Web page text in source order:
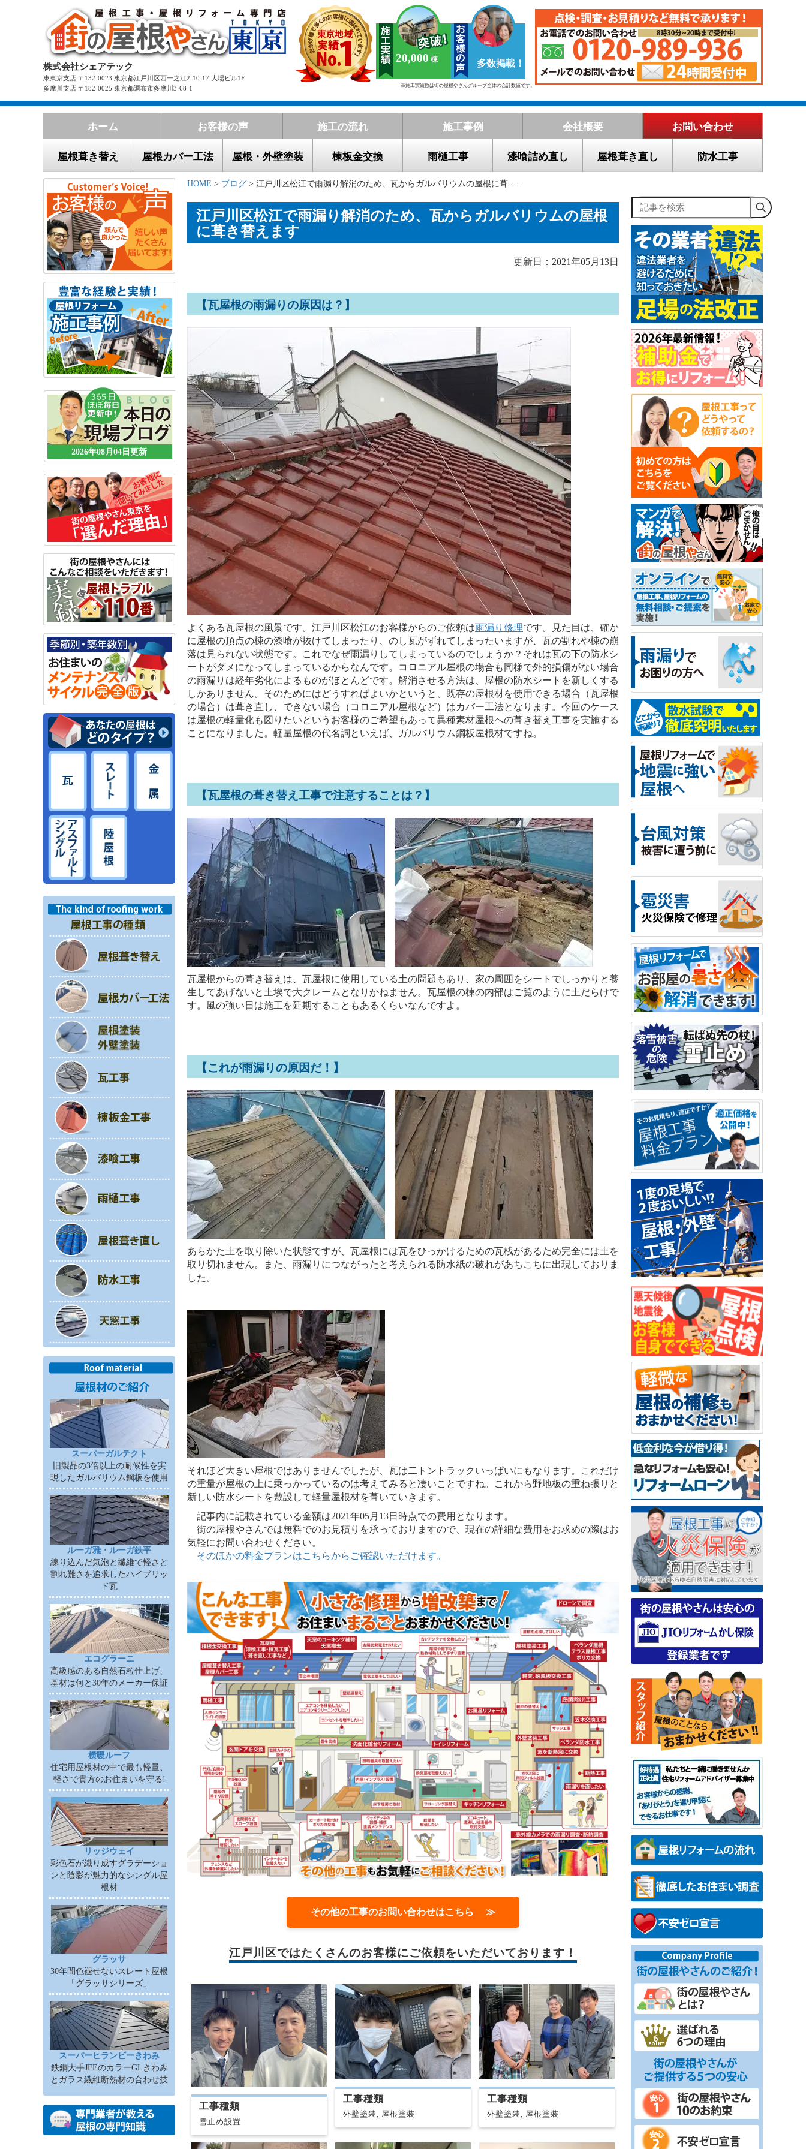
株式会社シェアテック
東東京支店 〒132-0023 東京都江戸川区西一之江2-10-17 大場ビル1F
多摩川支店 〒182-0025 東京都調布市多摩川3-68-1
20,000 多数掲載！
※施工実績数は街の屋根やさんグループ全体の合計数値です。
ホーム お客様の声 施工の流れ 施工事例 会社概要 お問い合わせ
屋根葺き替え 屋根カバー工法 屋根・外壁塗装 棟板金交換 雨樋工事 漆喰詰め直し 屋根葺き直し 防水工事
2026年08月04日更新
スーパーガルテクト
旧製品の3倍以上の耐候性を実
現したガルバリウム鋼板を使用
ルーガ雅・ルーガ鉄平
練り込んだ気泡と繊維で軽さと
割れ難さを追求したハイブリッ
ド瓦
エコグラーニ
高級感のある自然石粒仕上げ、
基材は何と30年のメーカー保証
横暖ルーフ
住宅用屋根材の中で最も軽量、
軽さで貴方のお住まいを守る!
リッジウェイ
彩色石が織り成すグラデーショ
ンと陰影が魅力的なシングル屋
根材
グラッサ
30年間色褪せないスレート屋根
「グラッサシリーズ」
スーパーヒランビーきわみ
鉄鋼大手JFEのカラーGLきわみ
とガラス繊維断熱材の合わせ技
HOME > ブログ > 江戸川区松江で雨漏り解消のため、瓦からガルバリウムの屋根に葺.....
江戸川区松江で雨漏り解消のため、瓦からガルバリウムの屋根
に葺き替えます
更新日：2021年05月13日
【瓦屋根の雨漏りの原因は？】
よくある瓦屋根の風景です。江戸川区松江のお客様からのご依頼は雨漏り修理です。見た目は、確か
に屋根の頂点の棟の漆喰が抜けてしまったり、のし瓦がずれてしまったいますが、瓦の割れや棟の崩
落は見られない状態です。これでなぜ雨漏りしてしまっているのでしょうか？それは瓦の下の防水シ
ートがダメになってしまっているからなんです。コロニアル屋根の場合も同様で外的損傷がない場合
の雨漏りは経年劣化によるものがほとんどです。解消させる方法は、屋根の防水シートを新しくする
しかありません。そのためにはどうすればよいかというと、既存の屋根材を使用できる場合（瓦屋根
の場合）は葺き直し、できない場合（コロニアル屋根など）はカバー工法となります。今回のケース
は屋根の軽量化も図りたいというお客様のご希望もあって異種素材屋根への葺き替え工事を実施する
ことになりました。軽量屋根の代名詞といえば、ガルバリウム鋼板屋根材ですね。
【瓦屋根の葺き替え工事で注意することは？】
瓦屋根からの葺き替えは、瓦屋根に使用している土の問題もあり、家の周囲をシートでしっかりと養
生してあげないと土埃で大クレームとなりかねません。瓦屋根の棟の内部はご覧のように土だらけで
す。風の強い日は施工を延期することもあるくらいなんですよ。
【これが雨漏りの原因だ！】
あらかた土を取り除いた状態ですが、瓦屋根には瓦をひっかけるための瓦桟があるため完全には土を
取り切れません。また、雨漏りにつながったと考えられる防水紙の破れがあちこちに出現しておりま
した。
それほど大きい屋根ではありませんでしたが、瓦は二トントラックいっぱいにもなります。これだけ
の重量が屋根の上に乗っかっているのは考えてみると凄いことですね。これから野地板の重ね張りと
新しい防水シートを敷設して軽量屋根材を葺いていきます。
記事内に記載されている金額は2021年05月13日時点での費用となります。
街の屋根やさんでは無料でのお見積りを承っておりますので、現在の詳細な費用をお求めの際はお
気軽にお問い合わせください。
そのほかの料金プランはこちらからご確認いただけます。
その他の工事のお問い合わせはこちら ≫
江戸川区ではたくさんのお客様にご依頼をいただいております！
工事種類
雪止め設置
工事種類
外壁塗装, 屋根塗装
工事種類
外壁塗装, 屋根塗装
記事を検索